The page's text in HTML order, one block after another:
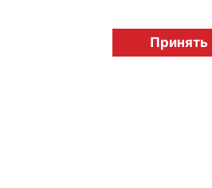
Принять